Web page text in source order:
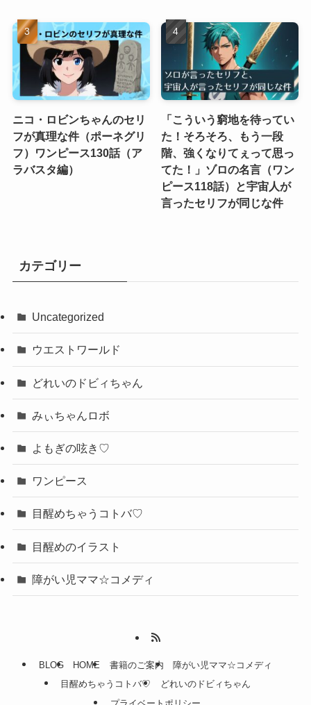
ニコ・ロビンちゃんのセリ
フが真理な件（ポーネグリ
フ）ワンピース130話（ア
ラバスタ編）
「こういう窮地を待ってい
た！そろそろ、もう一段
階、強くなりてぇって思っ
てた！」ゾロの名言（ワン
ピース118話）と宇宙人が
言ったセリフが同じな件
カテゴリー
Uncategorized
ウエストワールド
どれいのドビィちゃん
みぃちゃんロボ
よもぎの呟き♡
ワンピース
目醒めちゃうコトバ♡
目醒めのイラスト
障がい児ママ☆コメディ
BLOG HOME 書籍のご案内
障がい児ママ☆コメディ
目醒めちゃうコトバ♡
どれいのドビィちゃん